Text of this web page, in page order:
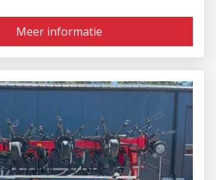
Meer informatie